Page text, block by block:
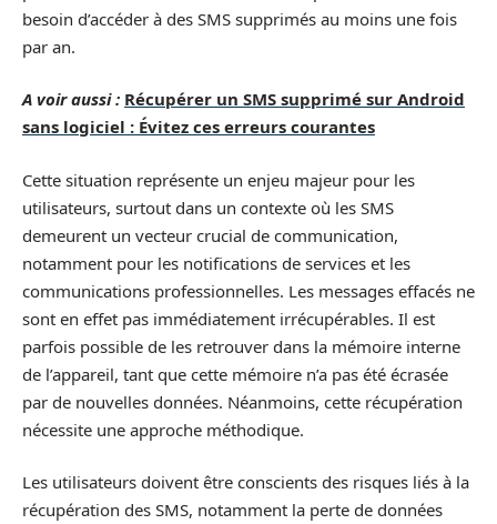
besoin d’accéder à des SMS supprimés au moins une fois
par an.
A voir aussi : Récupérer un SMS supprimé sur Android
sans logiciel : Évitez ces erreurs courantes
Cette situation représente un enjeu majeur pour les
utilisateurs, surtout dans un contexte où les SMS
demeurent un vecteur crucial de communication,
notamment pour les notifications de services et les
communications professionnelles. Les messages effacés ne
sont en effet pas immédiatement irrécupérables. Il est
parfois possible de les retrouver dans la mémoire interne
de l’appareil, tant que cette mémoire n’a pas été écrasée
par de nouvelles données. Néanmoins, cette récupération
nécessite une approche méthodique.
Les utilisateurs doivent être conscients des risques liés à la
récupération des SMS, notamment la perte de données